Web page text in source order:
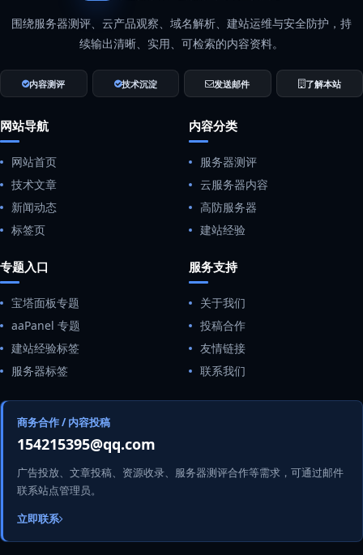
围绕服务器测评、云产品观察、域名解析、建站运维与安全防护，持
续输出清晰、实用、可检索的内容资料。
内容测评 技术沉淀 发送邮件 了解本站
网站导航
网站首页
技术文章
新闻动态
标签页
内容分类
服务器测评
云服务器内容
高防服务器
建站经验
专题入口
宝塔面板专题
aaPanel 专题
建站经验标签
服务器标签
服务支持
关于我们
投稿合作
友情链接
联系我们
商务合作 / 内容投稿
154215395@qq.com
广告投放、文章投稿、资源收录、服务器测评合作等需求，可通过邮件
联系站点管理员。
立即联系